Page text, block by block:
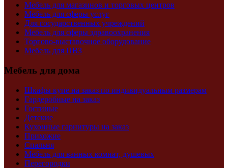
Мебель для магазинов и торговых центров
Мебель для сферы услуг
Для государственных учреждений
Мебель для сферы здравоохранения
Торгово-выставочное оборудование
Мебель для ПВЗ
Мебель для дома
Шкафы купе на заказ по индивидуальным размерам
Гардеробные на заказ
Гостиные
Детские
Кухонные гарнитуры на заказ
Прихожие
Спальня
Мебель для ванных комнат, душевых
Перегородки